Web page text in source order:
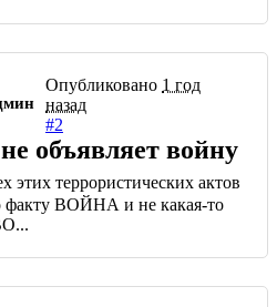
Опубликовано 1 год
назад
#2
объявляет войну
этих террористических актов
факту ВОЙНА и не какая-то